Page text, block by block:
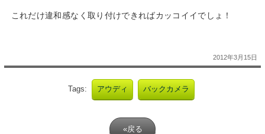
これだけ違和感なく取り付けできればカッコイイでしょ！
2012年3月15日
Tags: アウディ バックカメラ
«戻る